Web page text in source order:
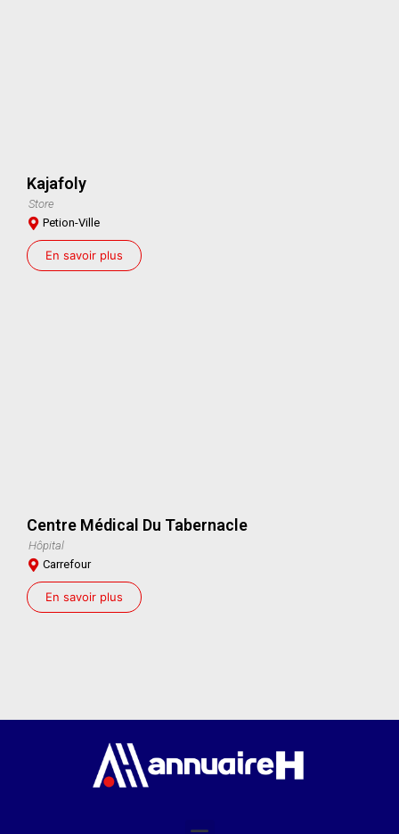
Kajafoly
Store
Petion-Ville
En savoir plus
Centre Médical Du Tabernacle
Hôpital
Carrefour
En savoir plus